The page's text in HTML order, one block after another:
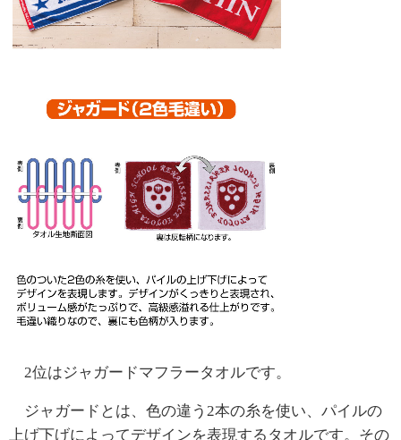
2位はジャガードマフラータオルです。
ジャガードとは、色の違う 2本の糸を使い、パイルの
上げ下げによってデザインを表現するタオルです。その